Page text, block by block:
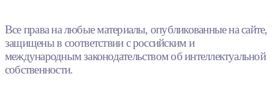
Все права на любые материалы, опубликованные на сайте,
защищены в соответствии с российским и
международным законодательством об интеллектуальной
собственности.